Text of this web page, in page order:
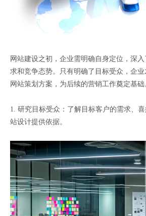
网站建设之初，企业需明确自身定位，深
求和竞争态势。只有明确了目标受众，企
网站策划方案，为后续的营销工作奠定基础
1. 研究目标受众：了解目标客户的需求、
站设计提供依据。